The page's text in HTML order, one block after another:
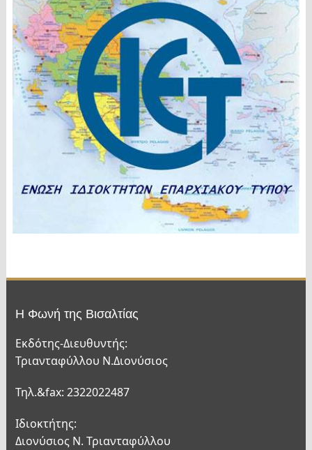
Η Φωνή της Βισαλτίας
Εκδότης-Διευθυντής:
Τριανταφύλλου Ν.Διονύσιος
Τηλ.&fax: 2322022487
Ιδιοκτήτης:
Διονύσιος Ν. Τριανταφύλλου